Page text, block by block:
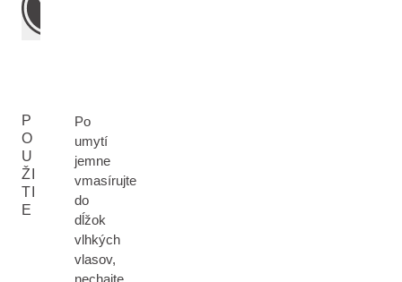
P
O
U
ŽI
TI
E
Po
umytí
jemne
vmasírujte
do
dĺžok
vlhkých
vlasov,